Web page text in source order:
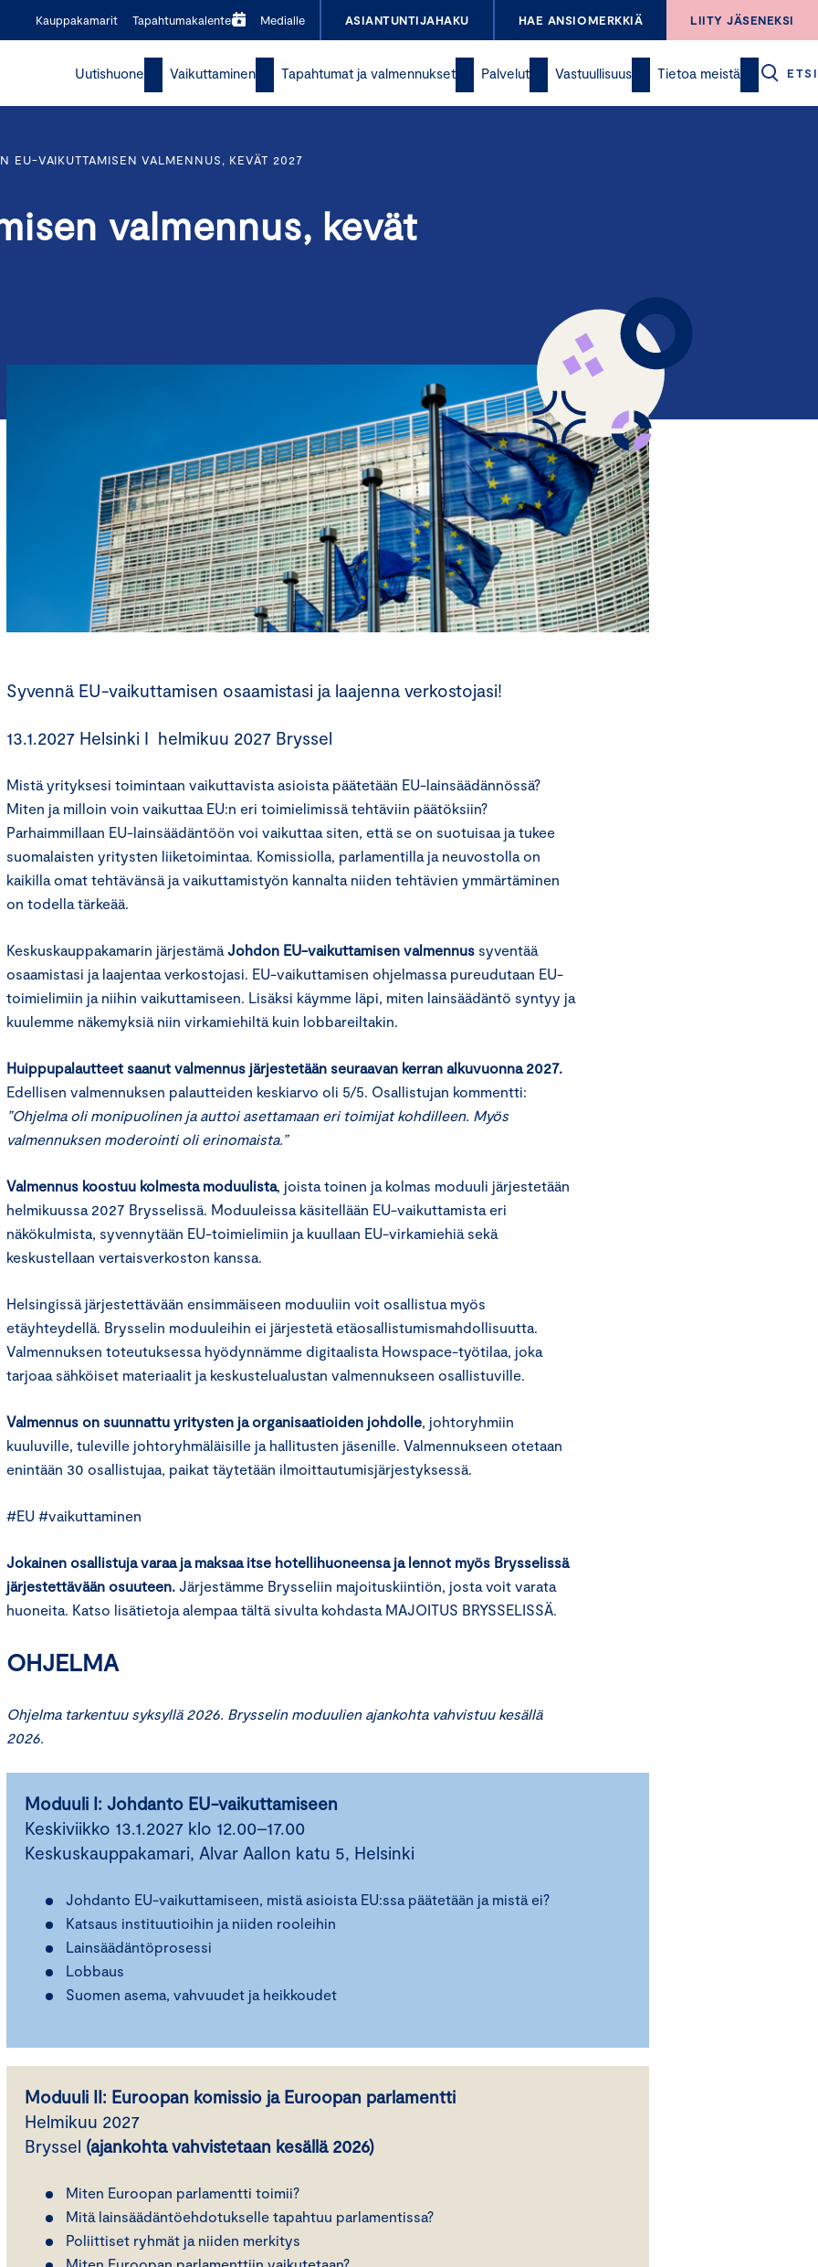
Kauppakamarit Tapahtumakalenteri Medialle ASIANTUNTIJAHAKU HAE ANSIOMERKKIÄ LIITY JÄSENEKSI
Uutishuone Vaikuttaminen Tapahtumat ja valmennukset Palvelut Vastuullisuus Tietoa meistä ETSI
EU-VAIKUTTAMISEN VALMENNUS, KEVÄT 2027
valmennus, kevät
Syvennä EU-vaikuttamisen osaamistasi ja laajenna verkostojasi!
13.1.2027 Helsinki I helmikuu 2027 Bryssel
Mistä yrityksesi toimintaan vaikuttavista asioista päätetään EU-lainsäädännössä?
Miten ja milloin voin vaikuttaa EU:n eri toimielimissä tehtäviin päätöksiin?
Parhaimmillaan EU-lainsäädäntöön voi vaikuttaa siten, että se on suotuisaa ja tukee
suomalaisten yritysten liiketoimintaa. Komissiolla, parlamentilla ja neuvostolla on
kaikilla omat tehtävänsä ja vaikuttamistyön kannalta niiden tehtävien ymmärtäminen
on todella tärkeää.
Keskuskauppakamarin järjestämä Johdon EU-vaikuttamisen valmennus syventää
osaamistasi ja laajentaa verkostojasi. EU-vaikuttamisen ohjelmassa pureudutaan EU-
toimielimiin ja niihin vaikuttamiseen. Lisäksi käymme läpi, miten lainsäädäntö syntyy ja
kuulemme näkemyksiä niin virkamiehiltä kuin lobbareiltakin.
Huippupalautteet saanut valmennus järjestetään seuraavan kerran alkuvuonna 2027.
Edellisen valmennuksen palautteiden keskiarvo oli 5/5. Osallistujan kommentti:
”Ohjelma oli monipuolinen ja auttoi asettamaan eri toimijat kohdilleen. Myös
valmennuksen moderointi oli erinomaista.”
Valmennus koostuu kolmesta moduulista, joista toinen ja kolmas moduuli järjestetään
helmikuussa 2027 Brysselissä. Moduuleissa käsitellään EU-vaikuttamista eri
näkökulmista, syvennytään EU-toimielimiin ja kuullaan EU-virkamiehiä sekä
keskustellaan vertaisverkoston kanssa.
Helsingissä järjestettävään ensimmäiseen moduuliin voit osallistua myös
etäyhteydellä. Brysselin moduuleihin ei järjestetä etäosallistumismahdollisuutta.
Valmennuksen toteutuksessa hyödynnämme digitaalista Howspace-työtilaa, joka
tarjoaa sähköiset materiaalit ja keskustelualustan valmennukseen osallistuville.
Valmennus on suunnattu yritysten ja organisaatioiden johdolle, johtoryhmiin
kuuluville, tuleville johtoryhmäläisille ja hallitusten jäsenille. Valmennukseen otetaan
enintään 30 osallistujaa, paikat täytetään ilmoittautumisjärjestyksessä.
#EU #vaikuttaminen
Jokainen osallistuja varaa ja maksaa itse hotellihuoneensa ja lennot myös Brysselissä
järjestettävään osuuteen. Järjestämme Brysseliin majoituskiintiön, josta voit varata
huoneita. Katso lisätietoja alempaa tältä sivulta kohdasta MAJOITUS BRYSSELISSÄ.
OHJELMA
Ohjelma tarkentuu syksyllä 2026. Brysselin moduulien ajankohta vahvistuu kesällä
2026.
Moduuli I: Johdanto EU-vaikuttamiseen
Keskiviikko 13.1.2027 klo 12.00–17.00
Keskuskauppakamari, Alvar Aallon katu 5, Helsinki
Johdanto EU-vaikuttamiseen, mistä asioista EU:ssa päätetään ja mistä ei?
Katsaus instituutioihin ja niiden rooleihin
Lainsäädäntöprosessi
Lobbaus
Suomen asema, vahvuudet ja heikkoudet
Moduuli II: Euroopan komissio ja Euroopan parlamentti
Helmikuu 2027
Bryssel (ajankohta vahvistetaan kesällä 2026)
Miten Euroopan parlamentti toimii?
Mitä lainsäädäntöehdotukselle tapahtuu parlamentissa?
Poliittiset ryhmät ja niiden merkitys